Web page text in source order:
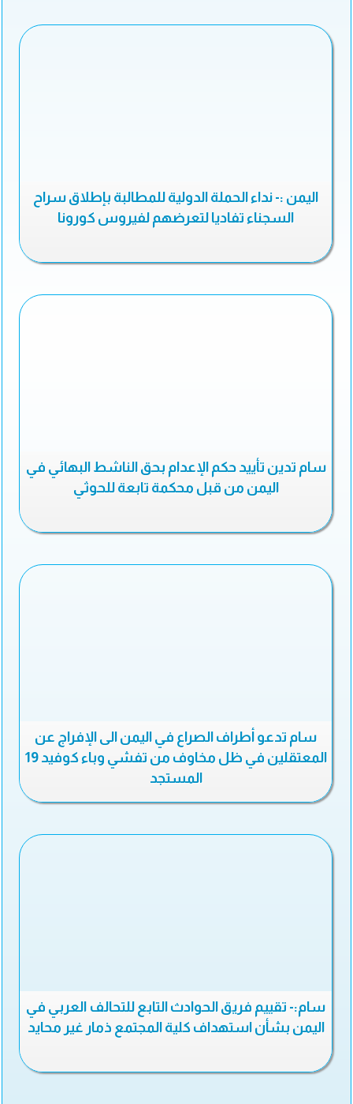
اليمن :- نداء الحملة الدولية للمطالبة بإطلاق سراح
السجناء تفاديا لتعرضهم لفيروس كورونا
سام تدين تأييد حكم الإعدام بحق الناشط البهائي في
اليمن من قبل محكمة تابعة للحوثي
سام تدعو أطراف الصراع في اليمن الى الإفراج عن
المعتقلين في ظل مخاوف من تفشي وباء كوفيد 19
المستجد
سام:- تقييم فريق الحوادث التابع للتحالف العربي في
اليمن بشأن استهداف كلية المجتمع ذمار غير محايد